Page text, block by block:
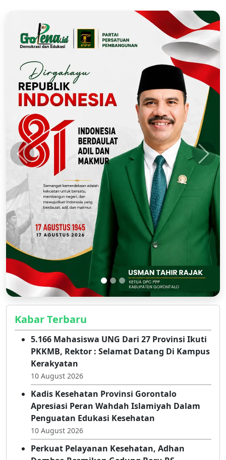
Kabar Terbaru
5.166 Mahasiswa UNG Dari 27 Provinsi Ikuti
PKKMB, Rektor : Selamat Datang Di Kampus
Kerakyatan
10 August 2026
Kadis Kesehatan Provinsi Gorontalo
Apresiasi Peran Wahdah Islamiyah Dalam
Penguatan Edukasi Kesehatan